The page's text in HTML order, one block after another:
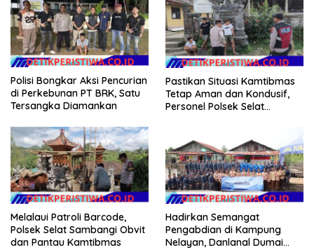
Polisi Bongkar Aksi Pencurian
di Perkebunan PT BRK, Satu
Tersangka Diamankan
Pastikan Situasi Kamtibmas
Tetap Aman dan Kondusif,
Personel Polsek Selat
Melalaui Patroli Barcode,
Polsek Selat Sambangi Obvit
dan Pantau Kamtibmas
Hadirkan Semangat
Pengabdian di Kampung
Nelayan, Danlanal Dumai